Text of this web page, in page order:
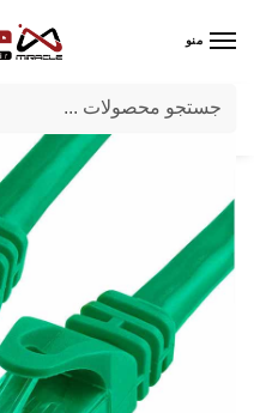
منو
میراکل/کامپیوتر/کابل/پچ کورد شبکه